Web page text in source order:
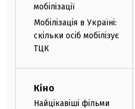
мобілізації
Мобілізація в Україні:
скільки осіб мобілізує
ТЦК
Кіно
Найцікавіші фільми